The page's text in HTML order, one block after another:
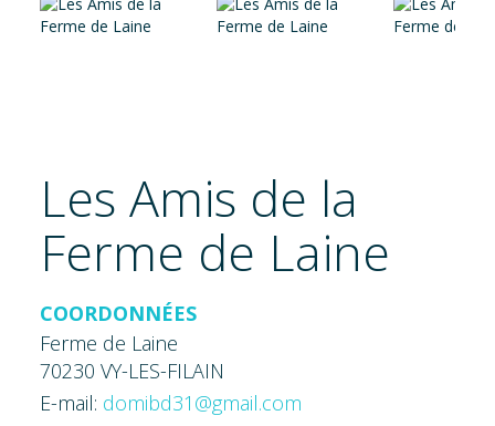
Les Amis de la
Ferme de Laine
COORDONNÉES
Ferme de Laine
70230 VY-LES-FILAIN
E-mail: domibd31@gmail.com